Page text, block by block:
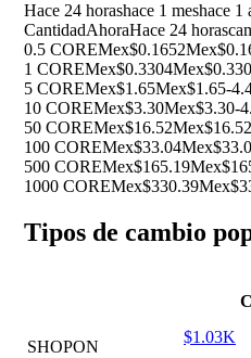
Hace 24 horashace 1 meshace 1
CantidadAhoraHace 24 horas
0.5 COREMex$0.1652
1 COREMex$0.3304
5 COREMex$1.65Mex$1.65-
10 COREMex$3.30Mex$3.30-
50 COREMex$16.52Mex$16.52
100 COREMex$33.04
500 COREMex$165.19
1000 COREMex$330.39
Tipos de cambio
SHOPON
$1.03K